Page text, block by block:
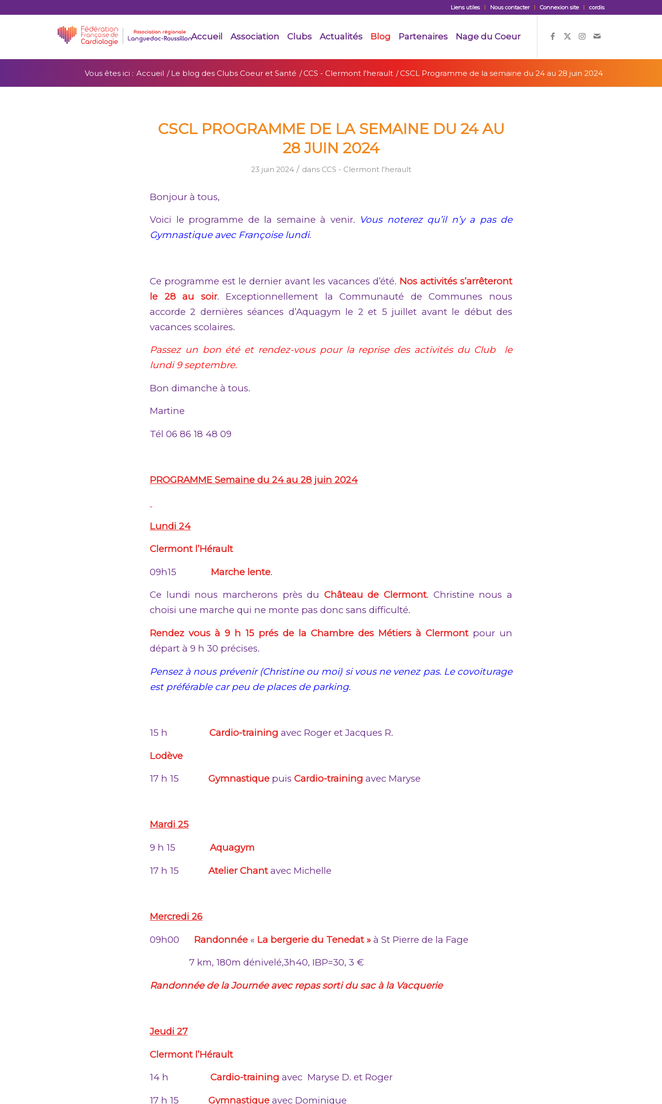
Liens utiles Nous contacter Connexion site cordis
Accueil Association Clubs Actualités Blog Partenaires Nage du Coeur
Vous êtes ici : Accueil / Le blog des Clubs Coeur et Santé / CCS - Clermont l'herault / CSCL Programme de la semaine du 24 au 28 juin 2024
CSCL PROGRAMME DE LA SEMAINE DU 24 AU
28 JUIN 2024
23 juin 2024 / dans CCS - Clermont l'herault
Bonjour à tous,
Voici le programme de la semaine à venir. Vous noterez qu’il n’y a pas de
Gymnastique avec Françoise lundi.
Ce programme est le dernier avant les vacances d’été. Nos activités s’arrêteront
le 28 au soir. Exceptionnellement la Communauté de Communes nous
accorde 2 dernières séances d’Aquagym le 2 et 5 juillet avant le début des
vacances scolaires.
Passez un bon été et rendez-vous pour la reprise des activités du Club le
lundi 9 septembre.
Bon dimanche à tous.
Martine
Tél 06 86 18 48 09
PROGRAMME Semaine du 24 au 28 juin 2024
Lundi 24
Clermont l’Hérault
09h15 Marche lente.
Ce lundi nous marcherons près du Château de Clermont. Christine nous a
choisi une marche qui ne monte pas donc sans difficulté.
Rendez vous à 9 h 15 prés de la Chambre des Métiers à Clermontpour un
départ à 9 h 30 précises.
Pensez à nous prévenir (Christine ou moi) si vous ne venez pas. Le covoiturage
est préférable car peu de places de parking.
15 h Cardio-training avec Roger et Jacques R.
Lodève
17 h 15 Gymnastique puis Cardio-training avec Maryse
Mardi 25
9 h 15 Aquagym
17 h 15 Atelier Chantavec Michelle
Mercredi 26
09h00 Randonnée « La bergerie du Tenedat » à St Pierre de la Fage
7 km, 180m dénivelé,3h40, IBP=30, 3 €
Randonnée de la Journée avec repas sorti du sac à la Vacquerie
Jeudi 27
Clermont l’Hérault
14 h Cardio-training avec Maryse D. et Roger
17 h 15 Gymnastique avec Dominique